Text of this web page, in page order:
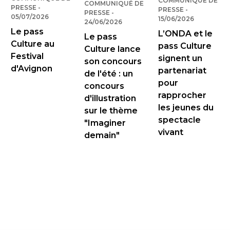
PRESSE-
05/07/2026
Le pass
Culture au
Festival
d'Avignon
COMMUNIQUÉ DE
PRESSE -
24/06/2026
Le pass
Culture lance
son concours
de l'été : un
concours
d'illustration
sur le thème
"Imaginer
demain"
PRESSE -
15/06/2026
L’ONDA et le
pass Culture
signent un
partenariat
pour
rapprocher
les jeunes du
spectacle
vivant